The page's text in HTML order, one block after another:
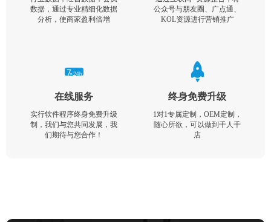
数据，通过专业精细化数据
分析，使商家盈利倍增
公众号与朋友圈、广点通、
KOL资源进行营销推广
在线服务
实行软件程序终身免费升级
制，我们与您共同发展，我
们期待与您合作！
终身免费升级
1对1专属定制，OEM定制，
随心所欲，可以做到千人千
店